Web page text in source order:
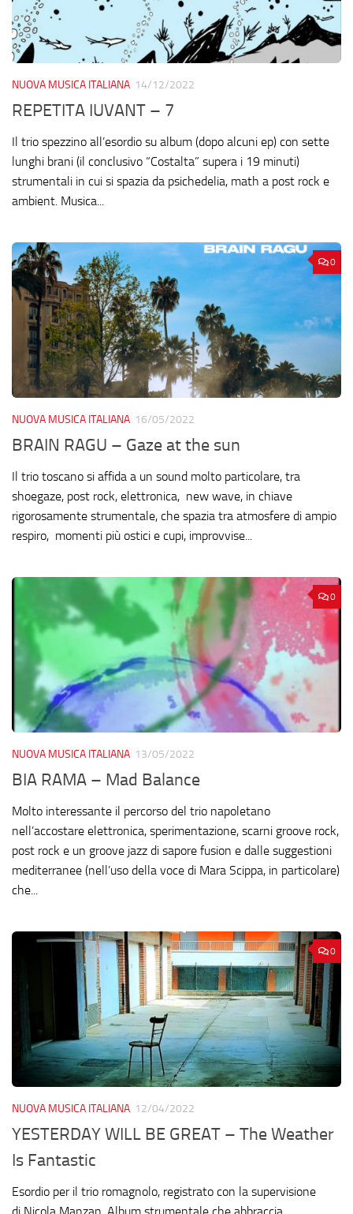
NUOVA MUSICA ITALIANA 14/12/2022
REPETITA IUVANT – 7
Il trio spezzino all’esordio su album (dopo alcuni ep) con sette
lunghi brani (il conclusivo “Costalta” supera i 19 minuti)
strumentali in cui si spazia da psichedelia, math a post rock e
ambient. Musica...
0
NUOVA MUSICA ITALIANA 16/05/2022
BRAIN RAGU – Gaze at the sun
Il trio toscano si affida a un sound molto particolare, tra
shoegaze, post rock, elettronica, new wave, in chiave
rigorosamente strumentale, che spazia tra atmosfere di ampio
respiro, momenti più ostici e cupi, improvvise...
0
NUOVA MUSICA ITALIANA 13/05/2022
BIA RAMA – Mad Balance
Molto interessante il percorso del trio napoletano
nell’accostare elettronica, sperimentazione, scarni groove rock,
post rock e un groove jazz di sapore fusion e dalle suggestioni
mediterranee (nell’uso della voce di Mara Scippa, in particolare)
che...
0
NUOVA MUSICA ITALIANA 12/04/2022
YESTERDAY WILL BE GREAT – The Weather
Is Fantastic
Esordio per il trio romagnolo, registrato con la supervisione